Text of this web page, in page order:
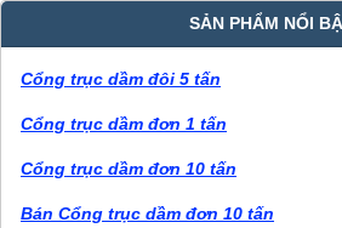
SẢN PHẨM NỔI
Cổng trục dầm đôi 5 tấn
Cổng trục dầm đơn 1 tấn
Cổng trục dầm đơn 10 tấn
Bán Cổng trục dầm đơn 10 tấn